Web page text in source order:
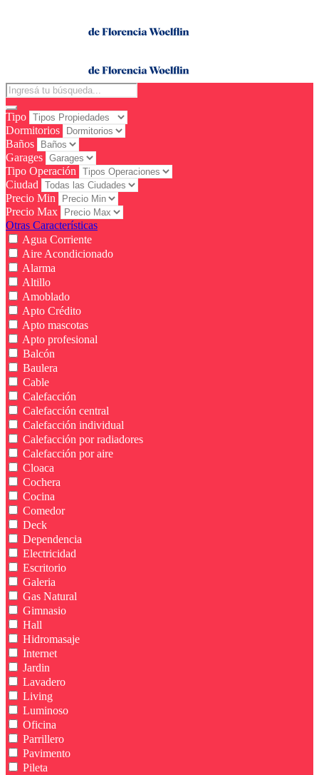
Tipo
Dormitorios
Baños
Garages
Tipo Operación
Ciudad
Precio Min
Precio Max
Otras Características
Agua Corriente
Aire Acondicionado
Alarma
Altillo
Amoblado
Apto Crédito
Apto mascotas
Apto profesional
Balcón
Baulera
Cable
Calefacción
Calefacción central
Calefacción individual
Calefacción por radiadores
Calefacción por aire
Cloaca
Cochera
Cocina
Comedor
Deck
Dependencia
Electricidad
Escritorio
Galeria
Gas Natural
Gimnasio
Hall
Hidromasaje
Internet
Jardin
Lavadero
Living
Luminoso
Oficina
Parrillero
Pavimento
Pileta